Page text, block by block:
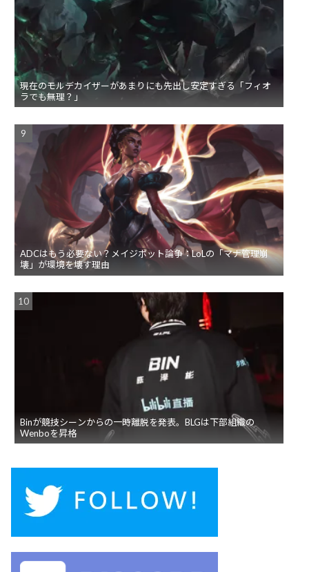
現在のモルデカイザーがあまりにも先出し安定すぎる「フィオ
ラでも無理？」
ADCはもう必要ない？メイジボット論争：LoLの「マナ管理崩
壊」が環境を壊す理由
Binが競技シーンからの一時離脱を発表。BLGは下部組織の
Wenboを昇格